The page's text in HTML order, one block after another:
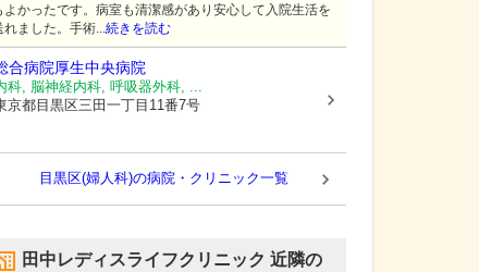
よかったです。病室も清潔感があり安心して入院生活を
れました。手術...続きを読む
合病院厚生中央病院
科, 脳神経内科, 呼吸器外科, ...
京都目黒区三田一丁目11番7号
目黒区(婦人科)の病院・クリニック一覧
田中レディスライフクリニック 近隣の